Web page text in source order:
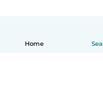
Home